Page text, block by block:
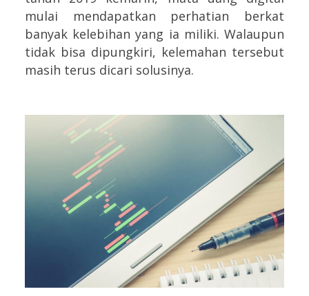
mulai mendapatkan perhatian berkat
banyak kelebihan yang ia miliki. Walaupun
tidak bisa dipungkiri, kelemahan tersebut
masih terus dicari solusinya.